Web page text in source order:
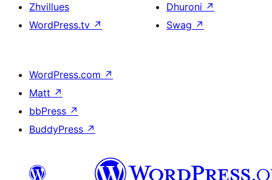
Zhvillues
WordPress.tv ↗
Dhuroni ↗
Swag ↗
WordPress.com ↗
Matt ↗
bbPress ↗
BuddyPress ↗